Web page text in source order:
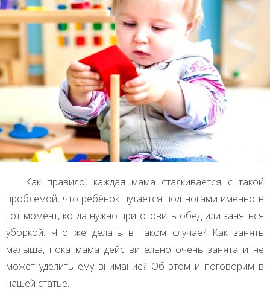
Как правило, каждая мама сталкивается с такой
проблемой, что ребёнок путается под ногами именно в
тот момент, когда нужно приготовить обед или заняться
уборкой. Что же делать в таком случае? Как занять
малыша, пока мама действительно очень занята и не
может уделить ему внимание? Об этом и поговорим в
нашей статье.